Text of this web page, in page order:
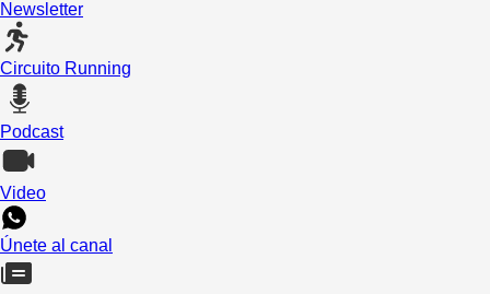
Newsletter
Circuito Running
Podcast
Video
Únete al canal